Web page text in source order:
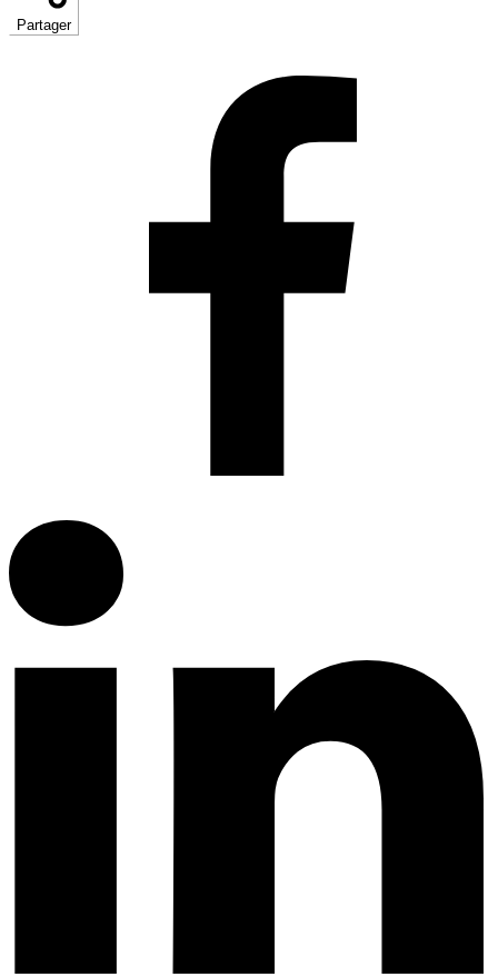
Partager